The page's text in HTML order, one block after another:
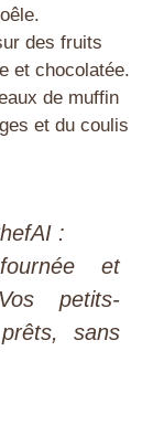
des fruits
et chocolatée.
de muffin
et du coulis
:
et
petits-
sans